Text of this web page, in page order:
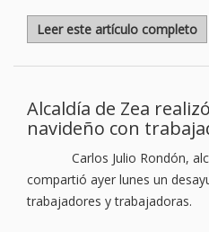
Leer este artículo completo
Alcaldía de Zea
navideño con
Carlos Julio Rondón,
compartió ayer lunes un
trabajadores y trabajadoras.